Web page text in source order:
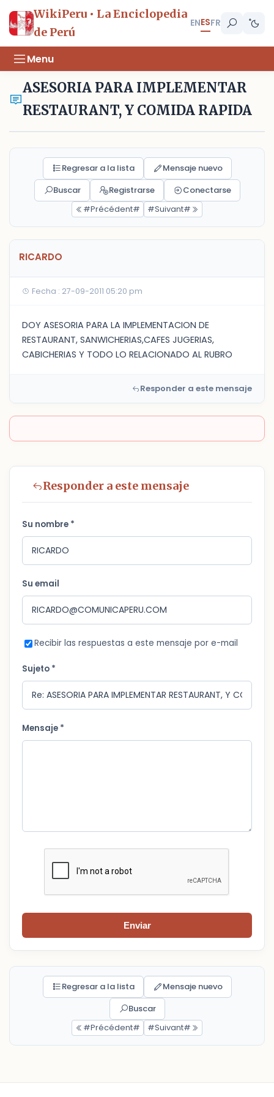
WikiPeru • La Enciclopedia
de Perú
ENESFR
Menu
ASESORIA PARA IMPLEMENTAR
RESTAURANT, Y COMIDA RAPIDA
Regresar a la lista
Mensaje nuevo
Buscar
Registrarse
Conectarse
#Précédent#
#Suivant#
RICARDO
Fecha : 27-09-2011 05:20 pm
DOY ASESORIA PARA LA IMPLEMENTACION DE
RESTAURANT, SANWICHERIAS,CAFES JUGERIAS,
CABICHERIAS Y TODO LO RELACIONADO AL RUBRO
Responder a este mensaje
Responder a este mensaje
Su nombre *
Su email
Recibir las respuestas a este mensaje por e-mail
Sujeto *
Mensaje *
Enviar
Regresar a la lista
Mensaje nuevo
Buscar
#Précédent#
#Suivant#